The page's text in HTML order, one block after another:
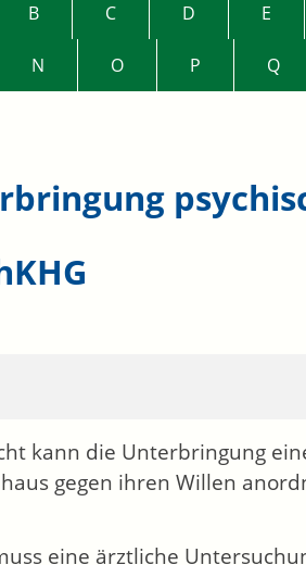
B C D E
N O P Q
kann die Unterbringung
gegen ihren Willen
eine ärztliche